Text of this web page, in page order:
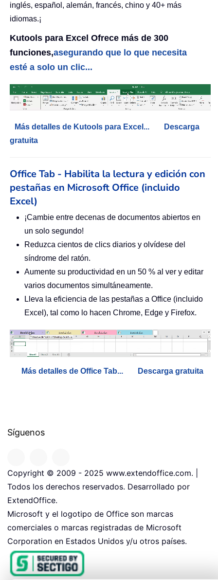
inglés, español, alemán, francés, chino y 40+ más
idiomas.¡
Kutools para Excel Ofrece más de 300
funciones,asegurando que lo que necesita
esté a solo un clic...
Más detalles de Kutools para Excel...
Descarga
gratuita
Office Tab - Habilita la lectura y edición con
pestañas en Microsoft Office (incluido
Excel)
¡Cambie entre decenas de documentos abiertos en
un solo segundo!
Reduzca cientos de clics diarios y olvídese del
síndrome del ratón.
Aumente su productividad en un 50 % al ver y editar
varios documentos simultáneamente.
Lleva la eficiencia de las pestañas a Office (incluido
Excel), tal como lo hacen Chrome, Edge y Firefox.
Más detalles de Office Tab... Descarga gratuita
Síguenos
Copyright © 2009 - 2025 www.extendoffice.com. |
Todos los derechos reservados. Desarrollado por
ExtendOffice.
Microsoft y el logotipo de Office son marcas
comerciales o marcas registradas de Microsoft
Corporation en Estados Unidos y/u otros países.